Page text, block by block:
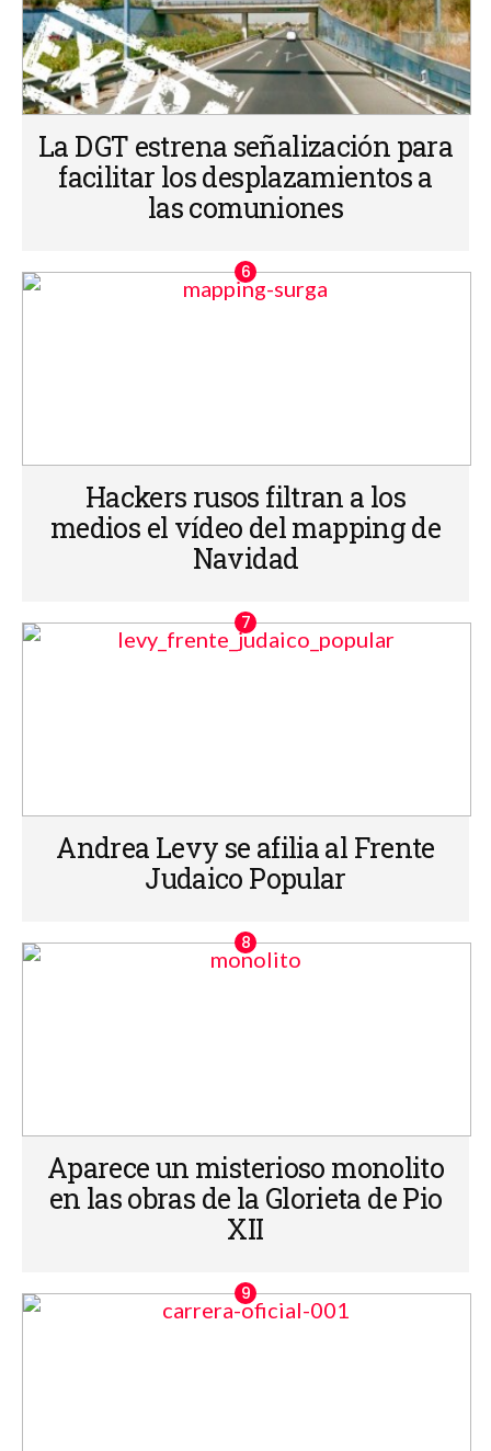
La DGT estrena señalización para
facilitar los desplazamientos a
las comuniones
Hackers rusos filtran a los
medios el vídeo del mapping de
Navidad
Andrea Levy se afilia al Frente
Judaico Popular
Aparece un misterioso monolito
en las obras de la Glorieta de Pio
XII